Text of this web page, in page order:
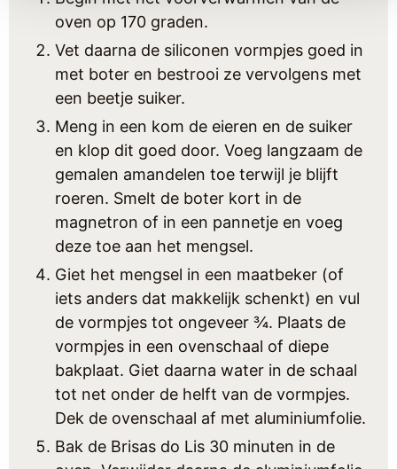
oven op 170 graden.
Vet daarna de siliconen vormpjes goed in
met boter en bestrooi ze vervolgens met
een beetje suiker.
Meng in een kom de eieren en de suiker
en klop dit goed door. Voeg langzaam de
gemalen amandelen toe terwijl je blijft
roeren. Smelt de boter kort in de
magnetron of in een pannetje en voeg
deze toe aan het mengsel.
Giet het mengsel in een maatbeker (of
iets anders dat makkelijk schenkt) en vul
de vormpjes tot ongeveer ¾. Plaats de
vormpjes in een ovenschaal of diepe
bakplaat. Giet daarna water in de schaal
tot net onder de helft van de vormpjes.
Dek de ovenschaal af met aluminiumfolie.
Bak de Brisas do Lis 30 minuten in de